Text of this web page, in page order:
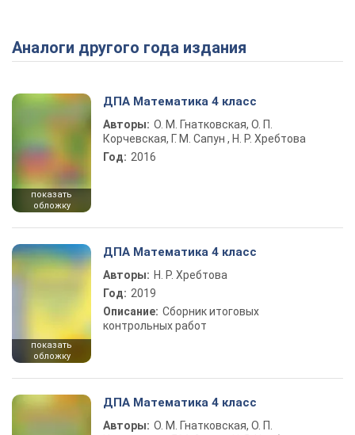
Аналоги другого года издания
показать
обложку
ДПА Математика 4 класс
Авторы: О. М. Гнатковская, О. П.
Корчевская, Г. М. Сапун , Н. Р. Хребтова
Год: 2016
показать
обложку
ДПА Математика 4 класс
Авторы: Н. Р. Хребтова
Год: 2019
Описание: Сборник итоговых
контрольных работ
ДПА Математика 4 класс
Авторы: О. М. Гнатковская, О. П.